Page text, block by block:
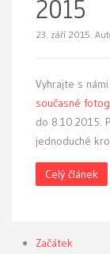
2015
23. září 2015.
Vyhrajte s
současné
do 8.10.2015.
jednoduché
Celý článek
Začátek